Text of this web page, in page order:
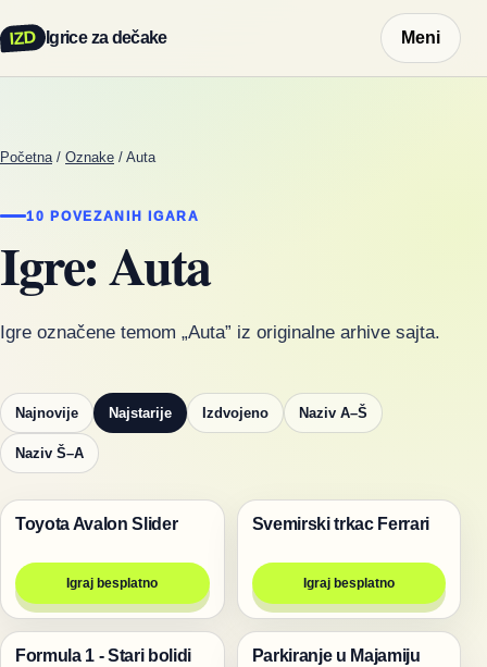
IZD Igrice za dečake Meni
Početna / Oznake / Auta
10 POVEZANIH IGARA
Igre: Auta
Igre označene temom „Auta” iz originalne arhive sajta.
Najnovije Najstarije Izdvojeno Naziv A–Š
Naziv Š–A
Trke
Toyota Avalon Slider
Igraj besplatno
Trke
Svemirski trkac Ferrari
Igraj besplatno
Trke
Formula 1 - Stari bolidi Trke
Parkiranje u Majamiju